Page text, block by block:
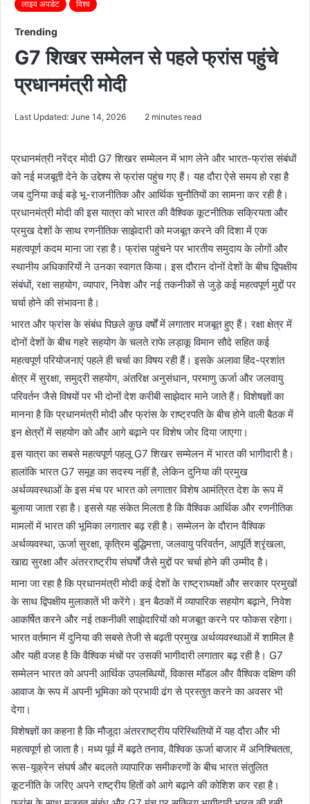
लाइव अपडेट विश्व
Trending
G7 शिखर सम्मेलन से पहले फ्रांस पहुंचे
प्रधानमंत्री मोदी
Last Updated: June 14, 2026 2 minutes read
प्रधानमंत्री नरेंद्र मोदी G7 शिखर सम्मेलन में भाग लेने और भारत-फ्रांस संबंधों
को नई मजबूती देने के उद्देश्य से फ्रांस पहुंच गए हैं। यह दौरा ऐसे समय हो रहा है
जब दुनिया कई बड़े भू-राजनीतिक और आर्थिक चुनौतियों का सामना कर रही है।
प्रधानमंत्री मोदी की इस यात्रा को भारत की वैश्विक कूटनीतिक सक्रियता और
प्रमुख देशों के साथ रणनीतिक साझेदारी को मजबूत करने की दिशा में एक
महत्वपूर्ण कदम माना जा रहा है। फ्रांस पहुंचने पर भारतीय समुदाय के लोगों और
स्थानीय अधिकारियों ने उनका स्वागत किया। इस दौरान दोनों देशों के बीच द्विपक्षीय
संबंधों, रक्षा सहयोग, व्यापार, निवेश और नई तकनीकों से जुड़े कई महत्वपूर्ण मुद्दों पर
चर्चा होने की संभावना है।
भारत और फ्रांस के संबंध पिछले कुछ वर्षों में लगातार मजबूत हुए हैं। रक्षा क्षेत्र में
दोनों देशों के बीच गहरे सहयोग के चलते राफे लड़ाकू विमान सौदे सहित कई
महत्वपूर्ण परियोजनाएं पहले ही चर्चा का विषय रही हैं। इसके अलावा हिंद-प्रशांत
क्षेत्र में सुरक्षा, समुद्री सहयोग, अंतरिक्ष अनुसंधान, परमाणु ऊर्जा और जलवायु
परिवर्तन जैसे विषयों पर भी दोनों देश करीबी साझेदार माने जाते हैं। विशेषज्ञों का
मानना है कि प्रधानमंत्री मोदी और फ्रांस के राष्ट्रपति के बीच होने वाली बैठक में
इन क्षेत्रों में सहयोग को और आगे बढ़ाने पर विशेष जोर दिया जाएगा।
इस यात्रा का सबसे महत्वपूर्ण पहलू G7 शिखर सम्मेलन में भारत की भागीदारी है।
हालांकि भारत G7 समूह का सदस्य नहीं है, लेकिन दुनिया की प्रमुख
अर्थव्यवस्थाओं के इस मंच पर भारत को लगातार विशेष आमंत्रित देश के रूप में
बुलाया जाता रहा है। इससे यह संकेत मिलता है कि वैश्विक आर्थिक और रणनीतिक
मामलों में भारत की भूमिका लगातार बढ़ रही है। सम्मेलन के दौरान वैश्विक
अर्थव्यवस्था, ऊर्जा सुरक्षा, कृत्रिम बुद्धिमत्ता, जलवायु परिवर्तन, आपूर्ति श्रृंखला,
खाद्य सुरक्षा और अंतरराष्ट्रीय संघर्षों जैसे मुद्दों पर चर्चा होने की उम्मीद है।
माना जा रहा है कि प्रधानमंत्री मोदी कई देशों के राष्ट्राध्यक्षों और सरकार प्रमुखों
के साथ द्विपक्षीय मुलाकातें भी करेंगे। इन बैठकों में व्यापारिक सहयोग बढ़ाने, निवेश
आकर्षित करने और नई तकनीकी साझेदारियों को मजबूत करने पर फोकस रहेगा।
भारत वर्तमान में दुनिया की सबसे तेजी से बढ़ती प्रमुख अर्थव्यवस्थाओं में शामिल है
और यही वजह है कि वैश्विक मंचों पर उसकी भागीदारी लगातार बढ़ रही है। G7
सम्मेलन भारत को अपनी आर्थिक उपलब्धियों, विकास मॉडल और वैश्विक दक्षिण की
आवाज के रूप में अपनी भूमिका को प्रभावी ढंग से प्रस्तुत करने का अवसर भी
देगा।
विशेषज्ञों का कहना है कि मौजूदा अंतरराष्ट्रीय परिस्थितियों में यह दौरा और भी
महत्वपूर्ण हो जाता है। मध्य पूर्व में बढ़ते तनाव, वैश्विक ऊर्जा बाजार में अनिश्चितता,
रूस-यूक्रेन संघर्ष और बदलते व्यापारिक समीकरणों के बीच भारत संतुलित
कूटनीति के जरिए अपने राष्ट्रीय हितों को आगे बढ़ाने की कोशिश कर रहा है।